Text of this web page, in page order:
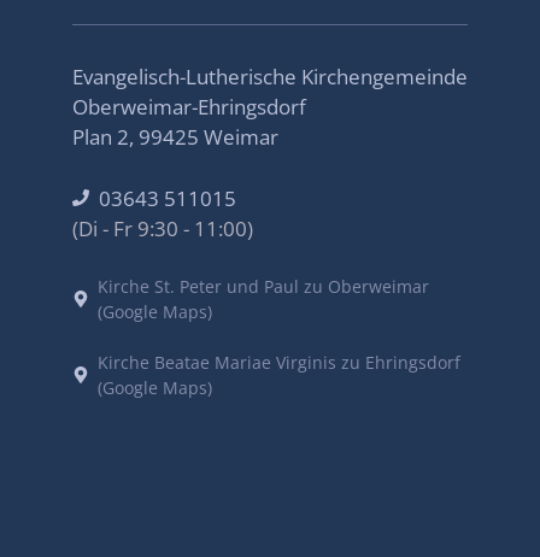
Evangelisch-Lutherische Kirchengemeinde
Oberweimar-Ehringsdorf
Plan 2, 99425 Weimar
03643 511015
(Di - Fr 9:30 - 11:00)
Kirche St. Peter und Paul zu Oberweimar
(Google Maps)
Kirche Beatae Mariae Virginis zu Ehringsdorf
(Google Maps)